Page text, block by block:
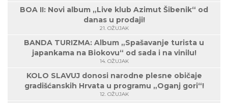
BOA II: Novi album „Live klub Azimut Šibenik“ od
danas u prodaji!
21. OŽUJAK
BANDA TURIZMA: Album „Spašavanje turista u
japankama na Biokovu“ od sada i na vinilu!
14. OŽUJAK
KOLO SLAVUJ donosi narodne plesne običaje
gradišćanskih Hrvata u programu „Oganj gori“!
12. OŽUJAK